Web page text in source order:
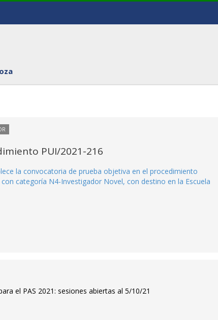
PUI/2021-216
la convocatoria de prueba objetiva en el procedimiento
categoría N4-Investigador Novel, con destino en la Escuela
el PAS 2021: sesiones abiertas al 5/10/21